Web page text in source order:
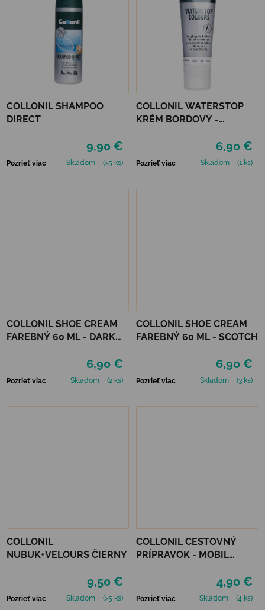
COLLONIL SHAMPOO
DIRECT
9,90 €
Pozrieť viac Skladom (>5 ks)
COLLONIL WATERSTOP
KRÉM BORDOVÝ -
6,90 €
Pozrieť viac Skladom (1 ks)
COLLONIL SHOE CREAM
FAREBNÝ 60 ML - DARK
6,90 €
Pozrieť viac Skladom (2 ks)
COLLONIL SHOE CREAM
FAREBNÝ 60 ML - SCOTCH
6,90 €
Pozrieť viac Skladom (3 ks)
COLLONIL
NUBUK+VELOURS ČIERNY
9,50 €
Pozrieť viac Skladom (>5 ks)
COLLONIL CESTOVNÝ
PRÍPRAVOK - MOBIL
4,90 €
Pozrieť viac Skladom (4 ks)